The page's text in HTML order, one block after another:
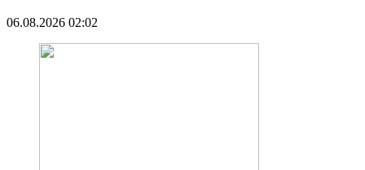
06.08.2026 02:02